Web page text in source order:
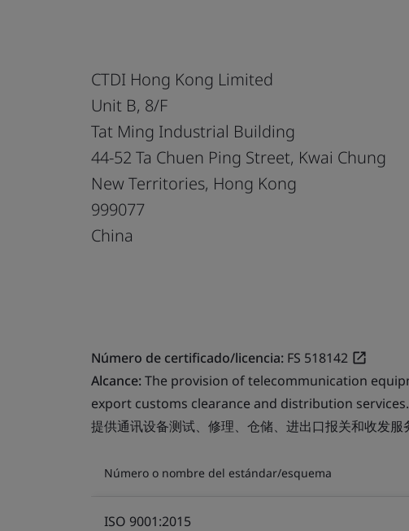
CTDI Hong Kong Limited
Unit B, 8/F
Tat Ming Industrial Building
44-52 Ta Chuen Ping Street, Kwai Chung
New Territories, Hong Kong
999077
China
Número de certificado/licencia: FS 518142
Alcance:The provision of telecommunication
export customs clearance and distribution services.
提供通讯设备测试、修理、仓储、进出口报关和收发服
Número o nombre del estándar/esquema
ISO 9001:2015